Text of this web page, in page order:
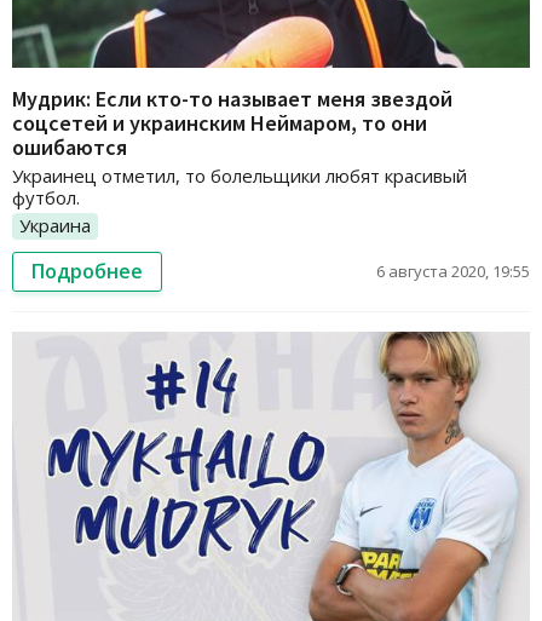
Мудрик: Если кто-то называет меня звездой
соцсетей и украинским Неймаром, то они
ошибаются
Украинец отметил, то болельщики любят красивый
футбол.
Украина
Подробнее 6 августа 2020, 19:55